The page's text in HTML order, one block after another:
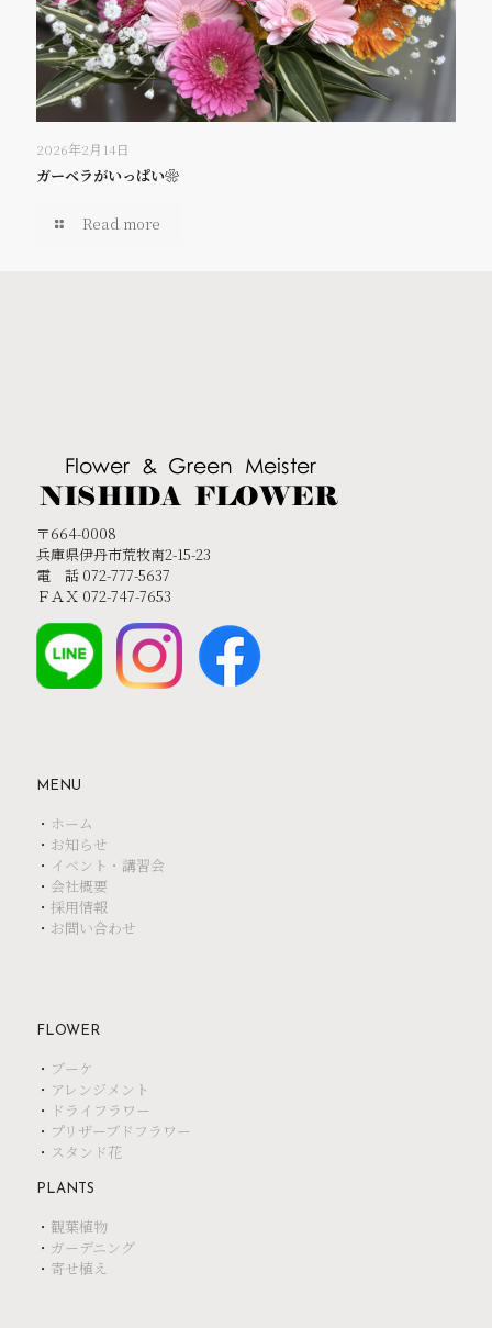
2026年2月14日
ガーベラがいっぱい❀
Read more
〒664-0008
兵庫県伊丹市荒牧南2-15-23
電 話 072-777-5637
ＦＡＸ 072-747-7653
MENU
・ ホーム
・ お知らせ
・ イベント・講習会
・ 会社概要
・ 採用情報
・ お問い合わせ
FLOWER
・ ブーケ
・ アレンジメント
・ ドライフラワー
・ プリザーブドフラワー
・ スタンド花
PLANTS
・ 観葉植物
・ ガーデニング
・ 寄せ植え